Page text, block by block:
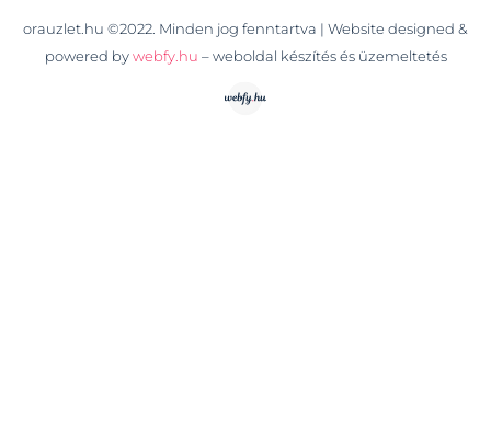
orauzlet.hu ©2022. Minden jog fenntartva | Website designed &
powered by webfy.hu – weboldal készítés és üzemeltetés